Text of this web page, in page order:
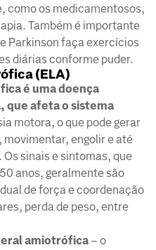
como os medicamentosos,
Também é importante
Parkinson faça exercícios
diárias conforme puder.
(ELA)
é uma doença
que afeta o sistema
motora, o que pode gerar
movimentar, engolir e até
Os sinais e sintomas, que
anos, geralmente são
de força e coordenação
perda de peso, entre
amiotrófica – o